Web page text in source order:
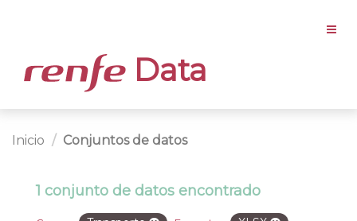
Data
Inicio Conjuntos de datos
1 conjunto de datos encontrado